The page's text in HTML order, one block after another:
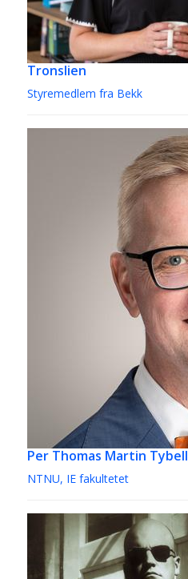
Tronslien
Styremedlem fra Bekk
Per Thomas Martin Tybell
NTNU, IE fakultetet